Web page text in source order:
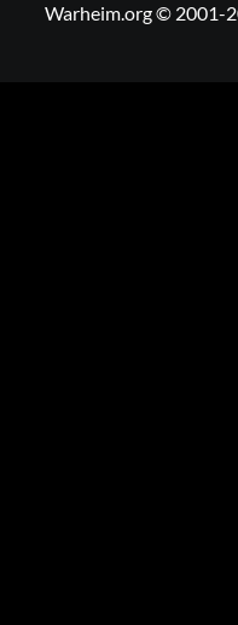
Warheim.org © 2001-